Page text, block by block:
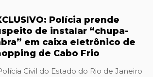
Polícia prende
de instalar “chupa-
em caixa eletrônico de
de Cabo Frio
Civil do Estado do Rio de Janeiro